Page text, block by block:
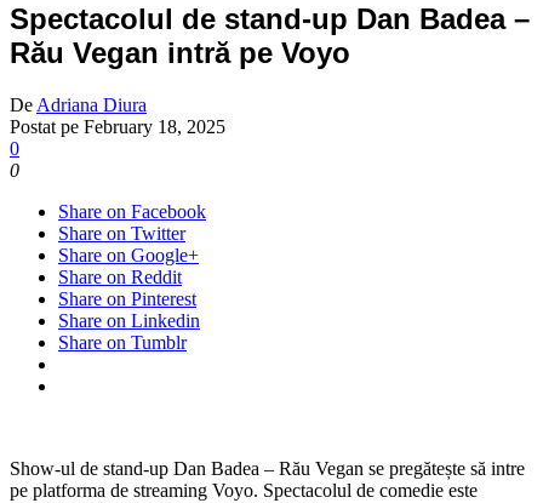
Spectacolul de stand-up Dan Badea –
Rău Vegan intră pe Voyo
De Adriana Diura
Postat pe February 18, 2025
0
0
Share on Facebook
Share on Twitter
Share on Google+
Share on Reddit
Share on Pinterest
Share on Linkedin
Share on Tumblr
Show-ul de stand-up Dan Badea – Rău Vegan se pregătește să intre
pe platforma de streaming Voyo. Spectacolul de comedie este